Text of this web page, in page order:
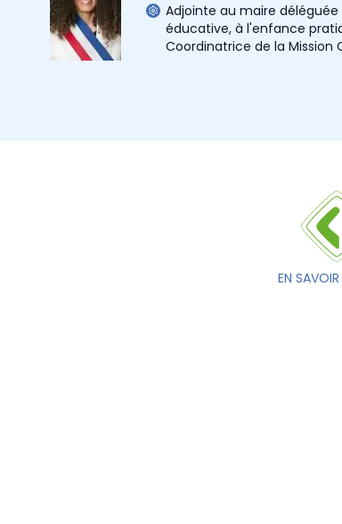
Adjointe au maire
éducative, à l'enfance
Coordinatrice de la Mission
EN